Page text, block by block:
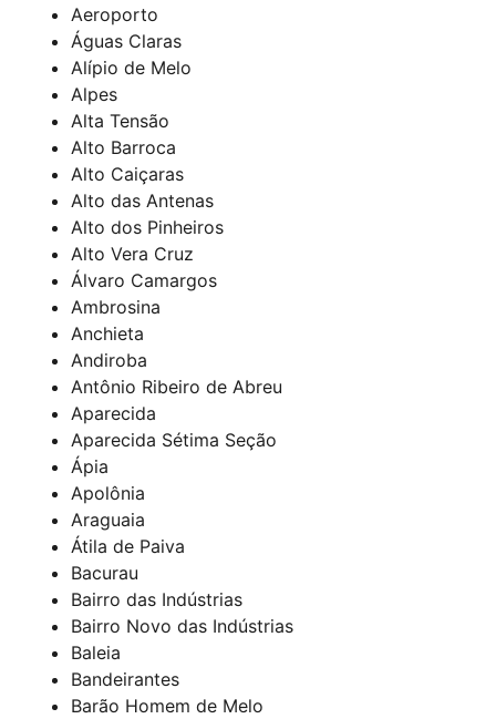
Aeroporto
Águas Claras
Alípio de Melo
Alpes
Alta Tensão
Alto Barroca
Alto Caiçaras
Alto das Antenas
Alto dos Pinheiros
Alto Vera Cruz
Álvaro Camargos
Ambrosina
Anchieta
Andiroba
Antônio Ribeiro de Abreu
Aparecida
Aparecida Sétima Seção
Ápia
Apolônia
Araguaia
Átila de Paiva
Bacurau
Bairro das Indústrias
Bairro Novo das Indústrias
Baleia
Bandeirantes
Barão Homem de Melo